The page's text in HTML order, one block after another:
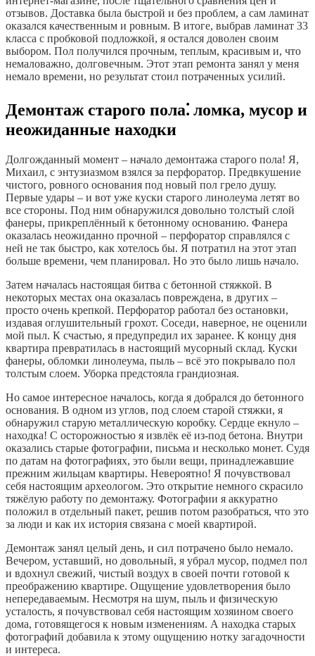
отзывов. Доставка была быстрой и без проблем, а сам ламинат
оказался качественным и ровным. В итоге, выбрав ламинат 33
класса с пробковой подложкой, я остался доволен своим
выбором. Пол получился прочным, теплым, красивым и, что
немаловажно, долговечным. Этот этап ремонта занял у меня
немало времени, но результат стоил потраченных усилий.
Демонтаж старого пола⁚ ломка, мусор и
неожиданные находки
Долгожданный момент – начало демонтажа старого пола! Я,
Михаил, с энтузиазмом взялся за перфоратор. Предвкушение
чистого, ровного основания под новый пол грело душу.
Первые удары – и вот уже куски старого линолеума летят во
все стороны. Под ним обнаружился довольно толстый слой
фанеры, прикреплённый к бетонному основанию. Фанера
оказалась неожиданно прочной – перфоратор справлялся с
ней не так быстро, как хотелось бы. Я потратил на этот этап
больше времени, чем планировал. Но это было лишь начало.
Затем началась настоящая битва с бетонной стяжкой. В
некоторых местах она оказалась повреждена, в других –
просто очень крепкой. Перфоратор работал без остановки,
издавая оглушительный грохот. Соседи, наверное, не оценили
мой пыл. К счастью, я предупредил их заранее. К концу дня
квартира превратилась в настоящий мусорный склад. Куски
фанеры, обломки линолеума, пыль – всё это покрывало пол
толстым слоем. Уборка предстояла грандиозная.
Но самое интересное началось, когда я добрался до бетонного
основания. В одном из углов, под слоем старой стяжки, я
обнаружил старую металлическую коробку. Сердце екнуло –
находка! С осторожностью я извлёк её из-под бетона. Внутри
оказались старые фотографии, письма и несколько монет. Судя
по датам на фотографиях, это были вещи, принадлежавшие
прежним жильцам квартиры. Невероятно! Я почувствовал
себя настоящим археологом. Это открытие немного скрасило
тяжёлую работу по демонтажу. Фотографии я аккуратно
положил в отдельный пакет, решив потом разобраться, что это
за люди и как их история связана с моей квартирой.
Демонтаж занял целый день, и сил потрачено было немало.
Вечером, уставший, но довольный, я убрал мусор, подмел пол
и вдохнул свежий, чистый воздух в своей почти готовой к
преображению квартире. Ощущение удовлетворения было
непередаваемым. Несмотря на шум, пыль и физическую
усталость, я почувствовал себя настоящим хозяином своего
дома, готовящегося к новым изменениям. А находка старых
фотографий добавила к этому ощущению нотку загадочности
и интереса.